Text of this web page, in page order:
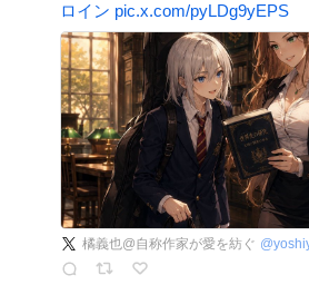
ロイン pic.x.com/pyLDg9yEPS
橘義也@自称作家が愛を紡ぐ @